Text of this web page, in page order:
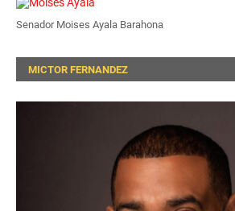
Senador Moises Ayala Barahona
MICTOR FERNANDEZ